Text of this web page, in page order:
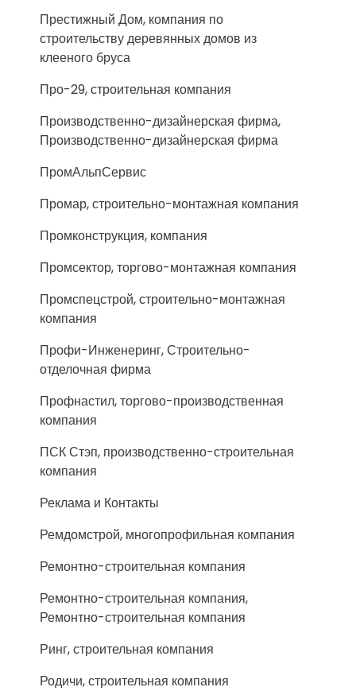
Престижный Дом, компания по
строительству деревянных домов из
клееного бруса
Про-29, строительная компания
Производственно-дизайнерская фирма,
Производственно-дизайнерская фирма
ПромАльпСервис
Промар, строительно-монтажная компания
Промконструкция, компания
Промсектор, торгово-монтажная компания
Промспецстрой, строительно-монтажная
компания
Профи-Инженеринг, Строительно-
отделочная фирма
Профнастил, торгово-производственная
компания
ПСК Стэп, производственно-строительная
компания
Реклама и Контакты
Ремдомстрой, многопрофильная компания
Ремонтно-строительная компания
Ремонтно-строительная компания,
Ремонтно-строительная компания
Ринг, строительная компания
Родичи, строительная компания